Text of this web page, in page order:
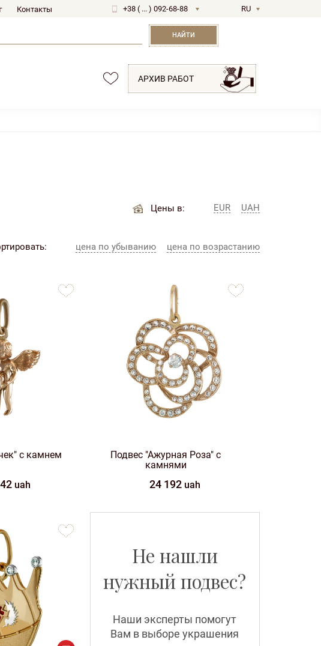
Контакты +38 ( ... ) 092-68-88
RU
НАЙТИ
АРХИВ РАБОТ
Цены в: EUR UAH
цена по убыванию цена по возрастанию
с камнем
uah
favorites
Подвес "Ажурная Роза" с
камнями
24 192 uah
favorites
favorites
Не нашли
нужный подвес?
Наши эксперты помогут
Вам в выборе украшения